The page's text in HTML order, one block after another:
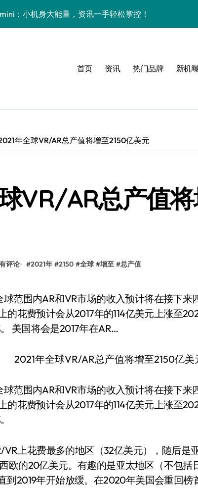
：小机身大能量，资讯一手轻松掌控！
震撼来袭！创新科技亮点全搜罗，速来围观！
！超实用功能大揭秘，速来围观！
裂！定制主题潮翻天
艳上市，秒变手机美学高手！
登场，时尚旗舰新选择！
大揭秘！优惠来袭，高效玩机就现在！
首页 资讯 热门品牌 新机
年全球VR/AR总产值将增至2150亿美元
VR/AR总产值
评论 #2021年 #2150 #全球 #增至 #总产值
的花费预计会从2017年的114亿美元上涨至
。 美国将会是2017年在AR…
范围内AR和VR市场的收入预计将在接下来
的花费预计会从2017年的114亿美元上涨至
VR上花费最多的地区（32亿美元），随后是
欧的20亿美元。有趣的是亚太地区（不包括
到2019年开始放缓。在2020年美国会重回榜